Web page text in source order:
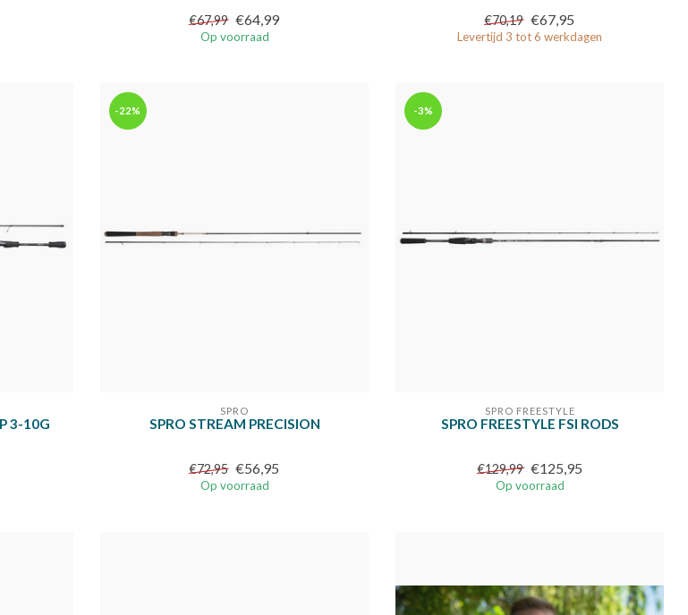
€67,99 €64,99
Op voorraad
€70,19 €67,95
Levertijd 3 tot 6 werkdagen
3-10G
-22%
SPRO
SPRO STREAM PRECISION
€72,95 €56,95
Op voorraad
-3%
SPRO FREESTYLE
SPRO FREESTYLE FSI RODS
€129,99 €125,95
Op voorraad